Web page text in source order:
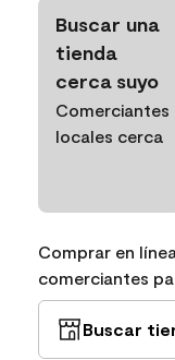
Buscar una
tienda
cerca suyo
Comerciantes
locales cerca
Comprar en
comerciantes
Buscar